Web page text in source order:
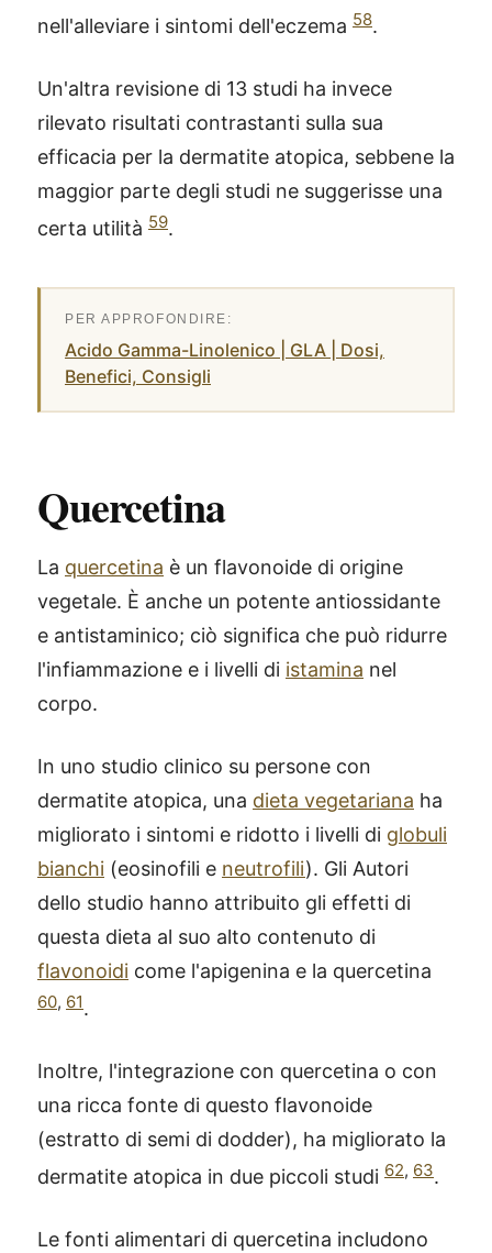
nell'alleviare i sintomi dell'eczema 58.
Un'altra revisione di 13 studi ha invece
rilevato risultati contrastanti sulla sua
efficacia per la dermatite atopica, sebbene la
maggior parte degli studi ne suggerisse una
certa utilità 59.
Acido Gamma-Linolenico | GLA | Dosi,
Benefici, Consigli
Quercetina
La quercetina è un flavonoide di origine
vegetale. È anche un potente antiossidante
e antistaminico; ciò significa che può ridurre
l'infiammazione e i livelli di istamina nel
corpo.
In uno studio clinico su persone con
dermatite atopica, una dieta vegetariana ha
migliorato i sintomi e ridotto i livelli di globuli
bianchi (eosinofili e neutrofili). Gli Autori
dello studio hanno attribuito gli effetti di
questa dieta al suo alto contenuto di
flavonoidi come l'apigenina e la quercetina
60, 61.
Inoltre, l'integrazione con quercetina o con
una ricca fonte di questo flavonoide
(estratto di semi di dodder), ha migliorato la
dermatite atopica in due piccoli studi 62, 63.
Le fonti alimentari di quercetina includono